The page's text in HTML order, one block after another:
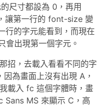
尺寸都設為 0，再用
讓第一行的 font-size 變
行的字元能看到，而現在
出現第一個字元。
招，去載入看看不同的字
為畫面上沒有出現 A，
載入 fc 這個字體時，畫
Sans MS 來顯示 C，高